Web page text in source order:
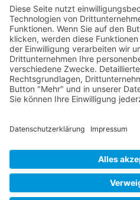
© 2026
Wir sind IhrOnline www für ganz
Baden-Würtemberg,Bayern,
Nordrhein-Westfalen
Bremen
Mecklenburg-Vorpommern
,
Brandenburgund Berlin. Online Tee
SaarbrückenoderDresden
Alle Preise inkl. gesetzl. MwSt. zzgl.
entsprechen dem bisherigen Preis
Online Teeversand von Teecultur ©